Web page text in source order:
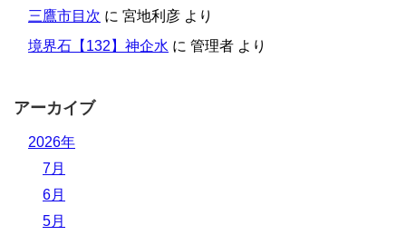
三鷹市目次 に 宮地利彦 より
境界石【132】神企水 に 管理者 より
アーカイブ
2026年
7月
6月
5月